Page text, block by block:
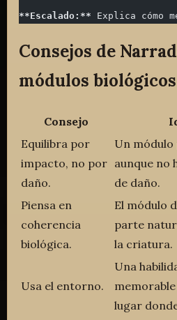
**Escalado:** Explica cómo
Consejos de
módulos biológicos
Consejo
Equilibra por
impacto, no por
daño.
Un módulo
aunque no
de daño.
Piensa en
coherencia
biológica.
El módulo
parte
la criatura.
Usa el entorno.
Una
lugar